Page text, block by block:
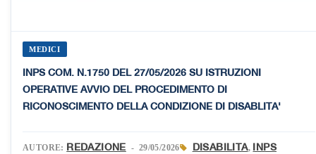
MEDICI
INPS COM. N.1750 DEL 27/05/2026 SU ISTRUZIONI
OPERATIVE AVVIO DEL PROCEDIMENTO DI
RICONOSCIMENTO DELLA CONDIZIONE DI DISABLITA'
AUTORE: REDAZIONE - 29/05/2026 DISABILITA,
INPS